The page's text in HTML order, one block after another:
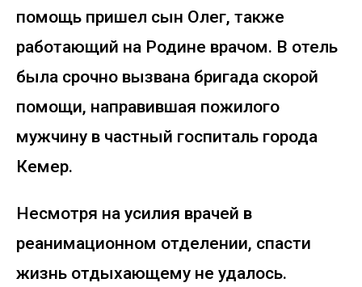
помощь пришел сын Олег, также
работающий на Родине врачом. В отель
была срочно вызвана бригада скорой
помощи, направившая пожилого
мужчину в частный госпиталь города
Кемер.
Несмотря на усилия врачей в
реанимационном отделении, спасти
жизнь отдыхающему не удалось.